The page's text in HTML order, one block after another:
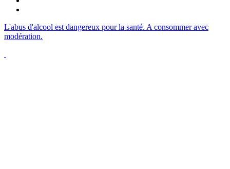
L'abus d'alcool est dangereux pour la santé. A consommer avec
modération.